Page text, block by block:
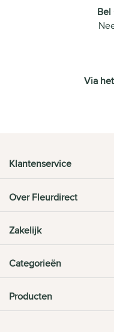
Bel
Via
Klantenservice
Over Fleurdirect
Zakelijk
Categorieën
Producten